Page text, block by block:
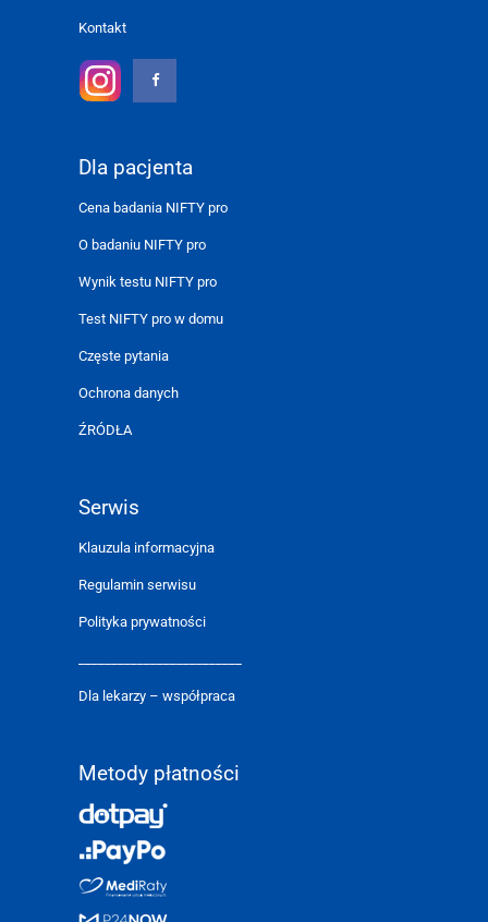
Kontakt
Dla pacjenta
Cena badania NIFTY pro
O badaniu NIFTY pro
Wynik testu NIFTY pro
Test NIFTY pro w domu
Częste pytania
Ochrona danych
ŹRÓDŁA
Serwis
Klauzula informacyjna
Regulamin serwisu
Polityka prywatności
Dla lekarzy – współpraca
Metody płatności